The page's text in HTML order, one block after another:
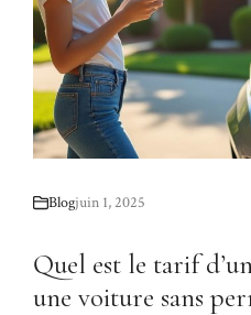
Blogjuin 1, 2025
Quel est le tarif
une voiture sans